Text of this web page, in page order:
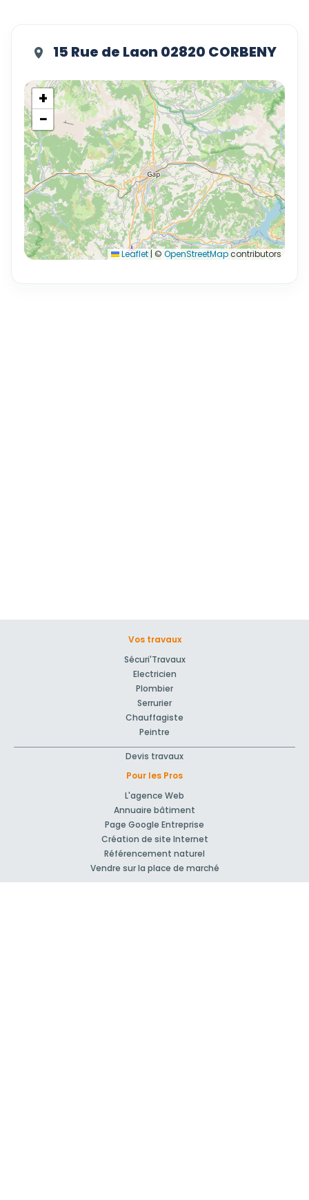
15 Rue de Laon 02820 CORBENY
+
−
Leaflet | © OpenStreetMapcontributors
Vos travaux
Sécuri'Travaux
Electricien
Plombier
Serrurier
Chauffagiste
Peintre
Devis travaux
Pour les Pros
L'agence Web
Annuaire bâtiment
Page Google Entreprise
Création de site Internet
Référencement naturel
Vendre sur la place de marché